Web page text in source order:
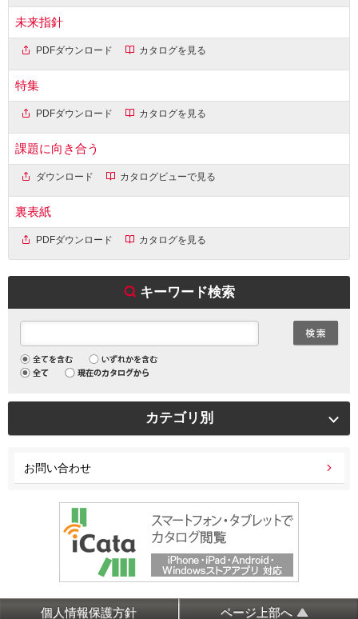
未来指針
PDFダウンロード カタログを見る
特集
PDFダウンロード カタログを見る
課題に向き合う
ダウンロード カタログビューで見る
裏表紙
PDFダウンロード カタログを見る
キーワード検索
カテゴリ別
お問い合わせ
ページ上部へ
個人情報保護方針